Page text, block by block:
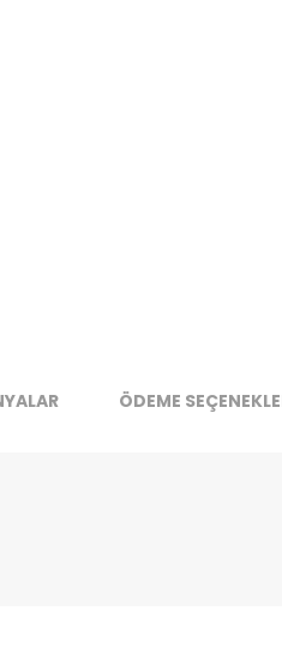
guarantee it'll be there for long.
ÖDEME
posta adresinizden sizleri